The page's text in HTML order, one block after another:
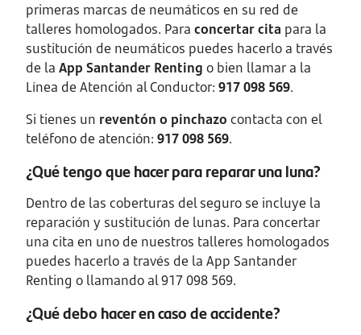
primeras marcas de neumáticos en su red de
talleres homologados. Para concertar cita para la
sustitución de neumáticos puedes hacerlo a través
de la App Santander Renting o bien llamar a la
Línea de Atención al Conductor: 917 098 569.
Si tienes un reventón o pinchazo contacta con el
teléfono de atención: 917 098 569.
¿Qué tengo que hacer para reparar una luna?
Dentro de las coberturas del seguro se incluye la
reparación y sustitución de lunas. Para concertar
una cita en uno de nuestros talleres homologados
puedes hacerlo a través de la App Santander
Renting o llamando al 917 098 569.
¿Qué debo hacer en caso de accidente?